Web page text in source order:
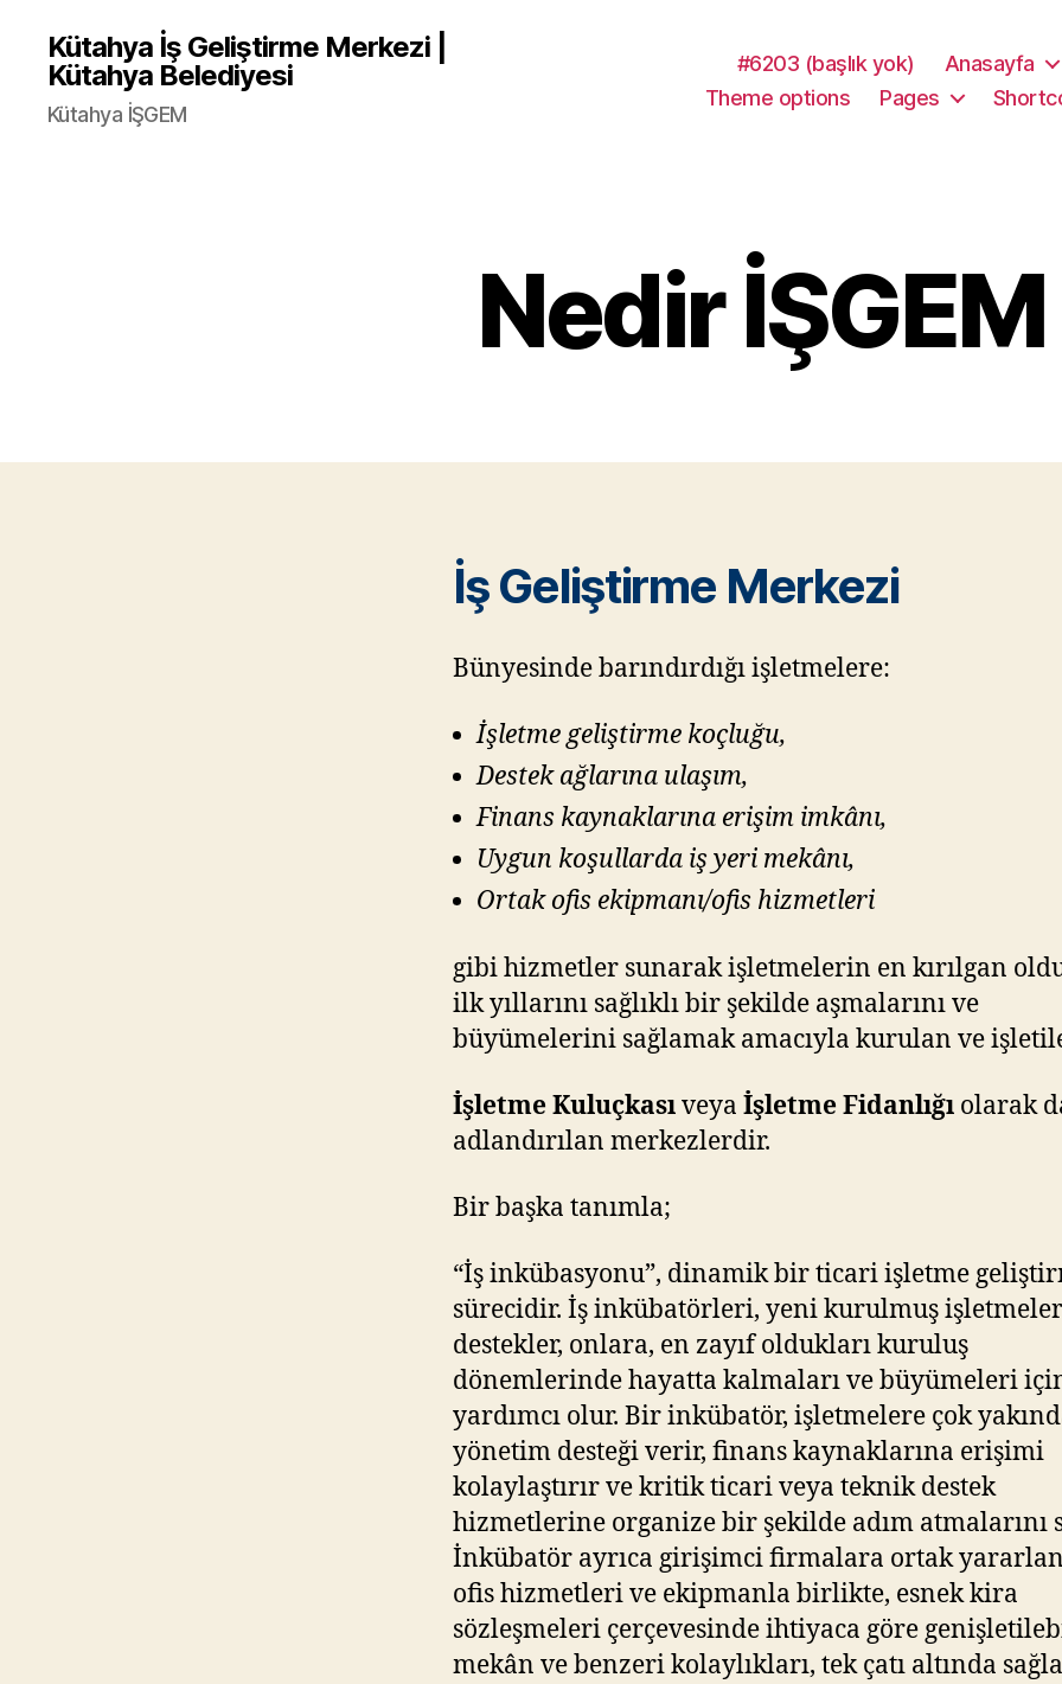
Kütahya İş Geliştirme Merkezi |
Kütahya Belediyesi
Kütahya İŞGEM
#6203 (başlık yok) Anasayfa
Theme options
Pages
Nedir İŞGEM
İş Geliştirme Merkezi
Bünyesinde barındırdığı işletmelere:
İşletme geliştirme koçluğu,
Destek ağlarına ulaşım,
Finans kaynaklarına erişim imkânı,
Uygun koşullarda iş yeri mekânı,
Ortak ofis ekipmanı/ofis hizmetleri
gibi hizmetler sunarak işletmelerin en kırılgan
ilk yıllarını sağlıklı bir şekilde aşmalarını ve
büyümelerini sağlamak amacıyla kurulan ve
İşletmeKuluçkasıveya İşletmeFidanlığı olarak
adlandırılan merkezlerdir.
Bir başka tanımla;
“İş inkübasyonu”, dinamik bir ticari işletme
sürecidir. İş inkübatörleri, yeni kurulmuş
destekler, onlara, en zayıf oldukları kuruluş
dönemlerinde hayatta kalmaları ve büyümeleri
yardımcı olur. Bir inkübatör, işletmelere çok
yönetim desteği verir, finans kaynaklarına erişimi
kolaylaştırır ve kritik ticari veya teknik destek
hizmetlerine organize bir şekilde adım atmalarını
İnkübatör ayrıca girişimci firmalara ortak
ofis hizmetleri ve ekipmanla birlikte, esnek kira
sözleşmeleri çerçevesinde ihtiyaca göre
mekân ve benzeri kolaylıkları, tek çatı altında